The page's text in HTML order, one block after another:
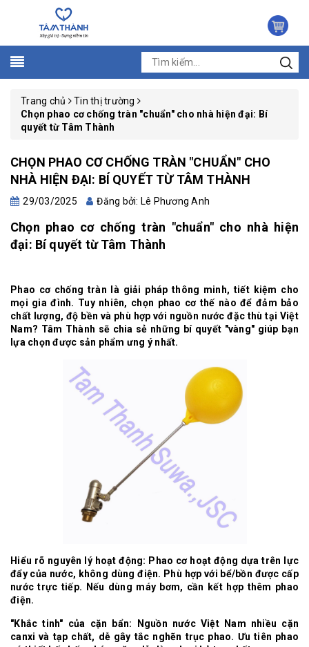
Trang chủ
Tin thị trường
Chọn phao cơ chống tràn "chuẩn" cho nhà hiện đại: Bí
quyết từ Tâm Thành
CHỌN PHAO CƠ CHỐNG TRÀN "CHUẨN" CHO
NHÀ HIỆN ĐẠI: BÍ QUYẾT TỪ TÂM THÀNH
29/03/2025 Đăng bởi: Lê Phương Anh
Chọn phao cơ chống tràn "chuẩn" cho nhà hiện
đại: Bí quyết từ Tâm Thành
Phao cơ chống tràn là giải pháp thông minh, tiết kiệm cho
mọi gia đình. Tuy nhiên, chọn phao cơ thế nào để đảm bảo
chất lượng, độ bền và phù hợp với nguồn nước đặc thù tại Việt
Nam? Tâm Thành sẽ chia sẻ những bí quyết "vàng" giúp bạn
lựa chọn được sản phẩm ưng ý nhất.
Hiểu rõ nguyên lý hoạt động: Phao cơ hoạt động dựa trên lực
đẩy của nước, không dùng điện. Phù hợp với bể/bồn được cấp
nước trực tiếp. Nếu dùng máy bơm, cần kết hợp thêm phao
điện.
"Khắc tinh" của cặn bẩn: Nguồn nước Việt Nam nhiều cặn
canxi và tạp chất, dễ gây tắc nghẽn trục phao. Ưu tiên phao